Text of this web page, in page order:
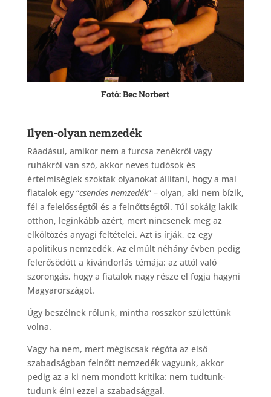
Fotó: Bec Norbert
Ilyen-olyan nemzedék
Ráadásul, amikor nem a furcsa zenékről vagy
ruhákról van szó, akkor neves tudósok és
értelmiségiek szoktak olyanokat állítani, hogy a mai
fiatalok egy “csendes nemzedék” – olyan, aki nem bízik,
fél a felelősségtől és a felnőttségtől. Túl sokáig lakik
otthon, leginkább azért, mert nincsenek meg az
elköltözés anyagi feltételei. Azt is írják, ez egy
apolitikus nemzedék. Az elmúlt néhány évben pedig
felerősödött a kivándorlás témája: az attól való
szorongás, hogy a fiatalok nagy része el fogja hagyni
Magyarországot.
Úgy beszélnek rólunk, mintha rosszkor születtünk
volna.
Vagy ha nem, mert mégiscsak régóta az első
szabadságban felnőtt nemzedék vagyunk, akkor
pedig az a ki nem mondott kritika: nem tudtunk-
tudunk élni ezzel a szabadsággal.